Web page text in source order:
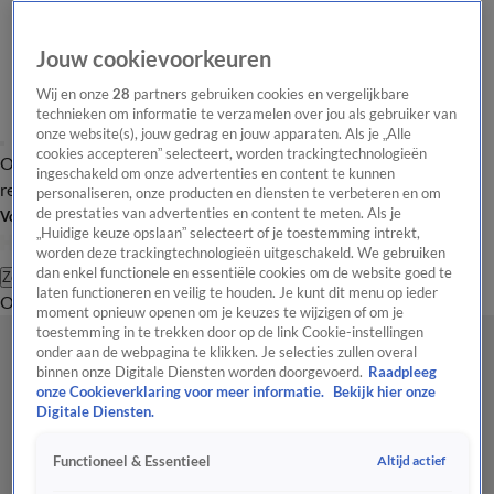
Overzicht Laatste nieuws Regionieuws Het beste van Hart
Tip de
redactie
Volg Hart van Nederland
Zoeken
OverzichtRegioUitzendingenWeerTip de redactiePanelVideo's
Jouw cookievoorkeuren
Wij en onze28 partners gebruiken cookies en vergelijkbare
technieken om informatie te verzamelen over jou als gebruiker van
onze website(s), jouw gedrag en jouw apparaten. Als je „Alle
cookies accepteren” selecteert, worden trackingtechnologieën
ingeschakeld om onze advertenties en content te kunnen
personaliseren, onze producten en diensten te verbeteren en om
de prestaties van advertenties en content te meten. Als je
„Huidige keuze opslaan” selecteert of je toestemming intrekt,
worden deze trackingtechnologieën uitgeschakeld. We gebruiken
dan enkel functionele en essentiële cookies om de website goed te
laten functioneren en veilig te houden. Je kunt dit menu op ieder
moment opnieuw openen om je keuzes te wijzigen of om je
toestemming in te trekken door op de link Cookie-instellingen
onder aan de webpagina te klikken. Je selecties zullen overal
binnen onze Digitale Diensten worden doorgevoerd. Raadpleeg
onze Cookieverklaring voor meer informatie.
Bekijk hier onze
Digitale Diensten.
Functioneel & Essentieel Altijd actief